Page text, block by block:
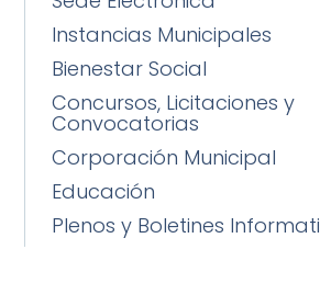
Instancias Municipales
Bienestar Social
Concursos, Licitaciones y
Convocatorias
Corporación Municipal
Educación
Plenos y Boletines